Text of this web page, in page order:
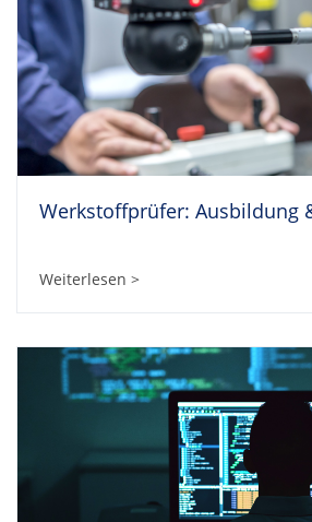
Werkstoffprüfer: Ausbildung
Weiterlesen >